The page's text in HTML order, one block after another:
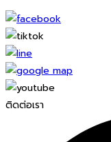
ติดต่อเรา